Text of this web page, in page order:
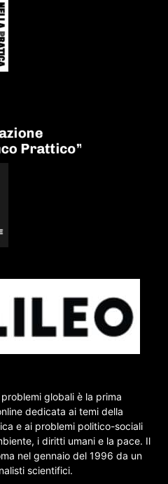
globali è la prima
dedicata ai temi della
e ai problemi politico-sociali
i diritti umani e la pace. Il
nel gennaio del 1996 da un
scientifici.